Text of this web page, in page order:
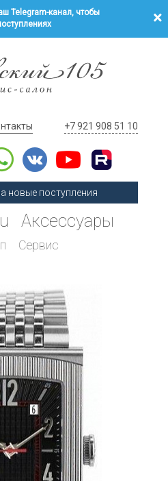
Telegram-канал, чтобы
+7 921 908 51 10
новые поступления
Аксессуары
Сервис